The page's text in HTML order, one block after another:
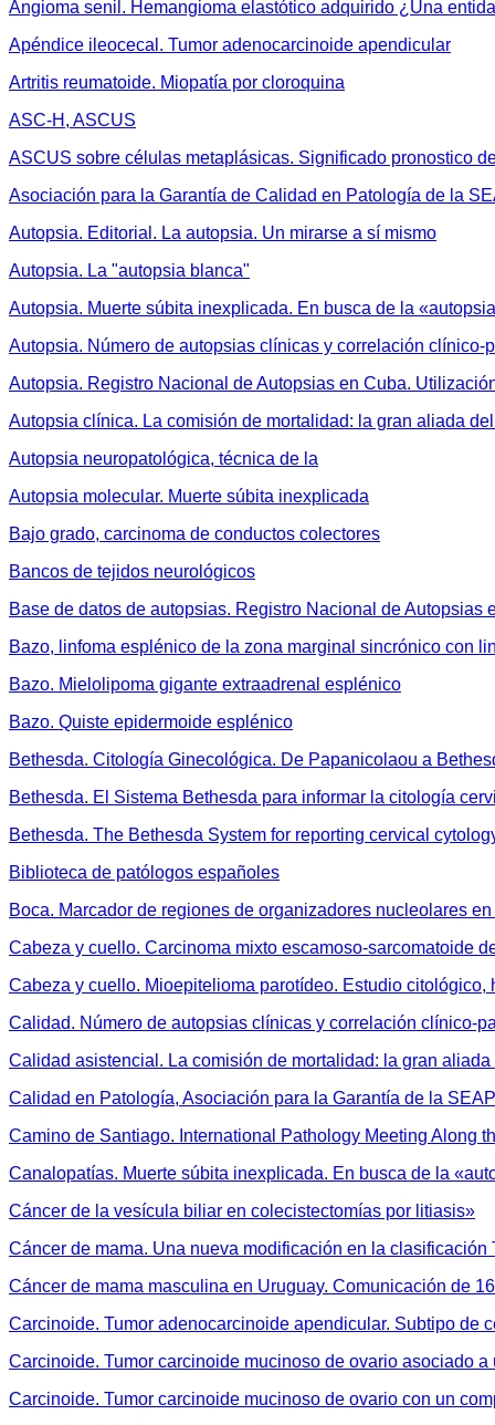
Angioma senil. Hemangioma elastótico adquirido ¿Una
Apéndice ileocecal. Tumor adenocarcinoide apendicular
Artritis reumatoide. Miopatía por cloroquina
ASC-H, ASCUS
ASCUS sobre células metaplásicas. Significado pronostico
Asociación para la Garantía de Calidad en Patología de la
Autopsia. Editorial. La autopsia. Un mirarse a sí mismo
Autopsia. La "autopsia blanca"
Autopsia. Muerte súbita inexplicada. En busca de la
Autopsia. Número de autopsias clínicas y correlación clínico-
Autopsia. Registro Nacional de Autopsias en Cuba.
Autopsia clínica. La comisión de mortalidad: la gran aliada
Autopsia neuropatológica, técnica de la
Autopsia molecular. Muerte súbita inexplicada
Bajo grado, carcinoma de conductos colectores
Bancos de tejidos neurológicos
Base de datos de autopsias. Registro Nacional de
Bazo, linfoma esplénico de la zona marginal sincrónico con
Bazo. Mielolipoma gigante extraadrenal esplénico
Bazo. Quiste epidermoide esplénico
Bethesda. Citología Ginecológica. De Papanicolaou a
Bethesda. El Sistema Bethesda para informar la citología
Bethesda. The Bethesda System for reporting cervical
Biblioteca de patólogos españoles
Boca. Marcador de regiones de organizadores nucleolares
Cabeza y cuello. Carcinoma mixto escamoso-sarcomatoide
Cabeza y cuello. Mioepitelioma parotídeo. Estudio
Calidad. Número de autopsias clínicas y correlación clínico-
Calidad asistencial. La comisión de mortalidad: la gran
Calidad en Patología, Asociación para la Garantía de la SEAP
Camino de Santiago. International Pathology Meeting Along
Canalopatías. Muerte súbita inexplicada. En busca de la
Cáncer de la vesícula biliar en colecistectomías por litiasis»
Cáncer de mama. Una nueva modificación en la clasificación
Cáncer de mama masculina en Uruguay. Comunicación de
Carcinoide. Tumor adenocarcinoide apendicular. Subtipo de
Carcinoide. Tumor carcinoide mucinoso de ovario asociado
Carcinoide. Tumor carcinoide mucinoso de ovario con un